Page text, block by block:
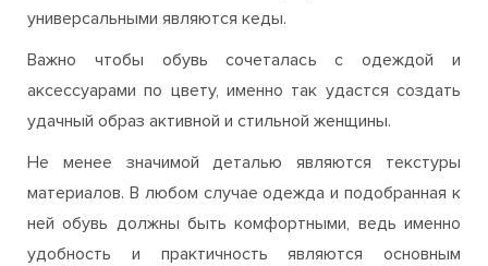
универсальными являются кеды.
Важно чтобы обувь сочеталась с одеждой и
аксессуарами по цвету, именно так удастся создать
удачный образ активной и стильной женщины.
Не менее значимой деталью являются текстуры
материалов. В любом случае одежда и подобранная к
ней обувь должны быть комфортными, ведь именно
удобность и практичность являются основным